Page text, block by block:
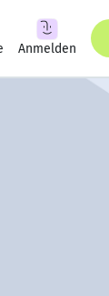
Anmelden